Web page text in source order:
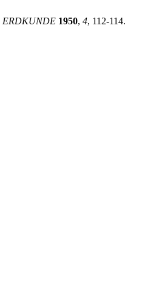
ERDKUNDE 1950, 4, 112-114.